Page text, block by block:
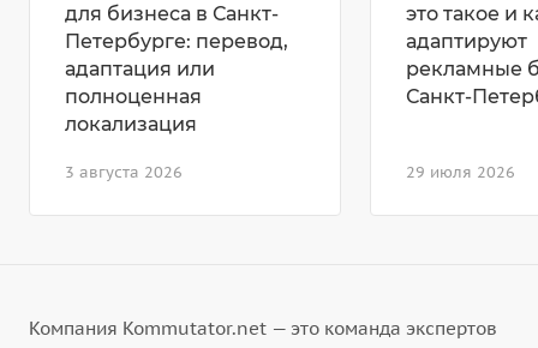
3 августа 2026
для бизнеса в Санкт-
Петербурге: перевод,
адаптация или
полноценная
локализация
29 июля 2026
это такое и
адаптируют
рекламные
Санкт-
Компания Kommutator.net — это команда экспертов